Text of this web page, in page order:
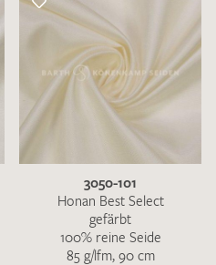
3050-101
Honan Best Select
gefärbt
100% reine Seide
85 g/lfm, 90 cm